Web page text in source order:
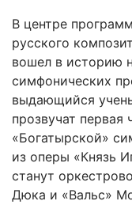
В центре
русского
вошел в историю
симфонических
выдающийся
прозвучат первая
«Богатырской»
из оперы «Князь
станут
Дюка и «Вальс»